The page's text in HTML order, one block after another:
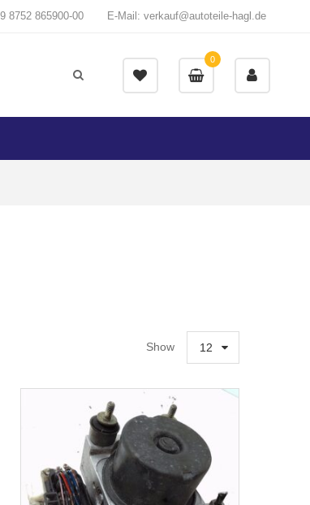
8752 865900-00 E-Mail: verkauf@autoteile-hagl.de
0
Show 12